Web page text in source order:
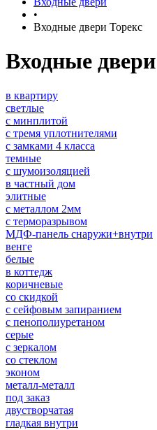
•
Входные двери Торекс
Входные
в квартиру
светлые
с минплитой
с тремя уплотнителями
с замками 4 класса
темные
с шумоизоляцией
в частный дом
элитные
с металлом 2мм
с терморазрывом
МДФ-панель снаружи+внутри
венге
белые
в коттедж
коричневые
со скидкой
с сейфовым запиранием
с пенополиуретаном
серые
с зеркалом
со стеклом
эконом
металл-металл
под заказ
двустворчатая
гладкая внутри